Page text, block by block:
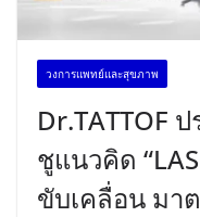
วงการแพทย์และสุขภาพ
Dr.TATTOF
ชูแนวคิด
ขับเคลื่อน มา